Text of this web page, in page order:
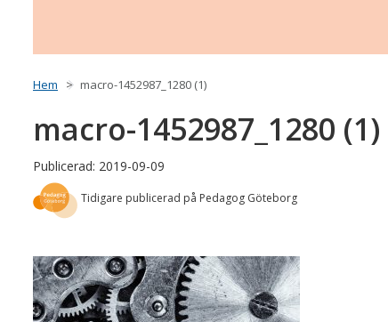
Hem macro-1452987_1280 (1)
macro-1452987_1280 (1)
Publicerad: 2019-09-09
Tidigare publicerad på Pedagog Göteborg